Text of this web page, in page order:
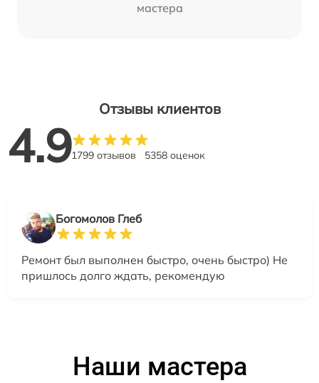
мастера
Отзывы клиентов
4.91799 отзывов 5358 оценок
Богомолов Глеб
Ремонт был выполнен быстро, очень быстро) Не
пришлось долго ждать, рекомендую
Наши мастера